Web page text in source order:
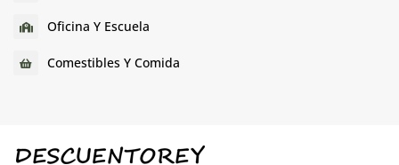
Oficina Y Escuela
Comestibles Y Comida